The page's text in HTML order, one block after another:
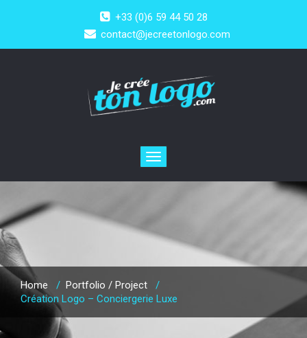
+33 (0)6 59 44 50 28
contact@jecreetonlogo.com
Toggle
navigation
Home / Portfolio / Project /
Création Logo – Conciergerie Luxe